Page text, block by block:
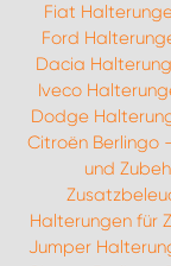
Fiat
Ford
Dacia
Iveco
Dodge
Citroën Berlingo
und
Halterungen für
Jumper